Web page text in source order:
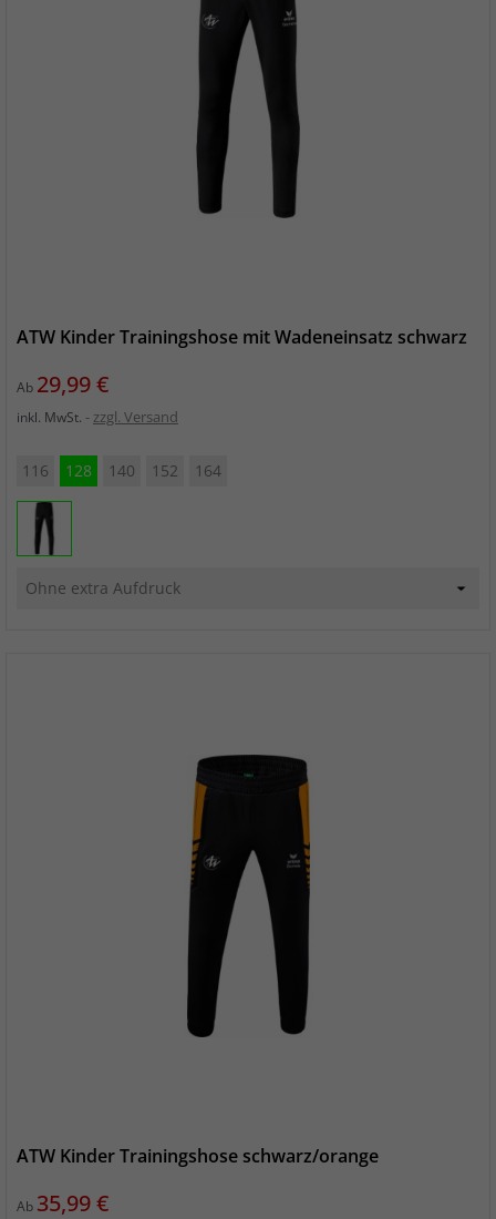
ATW Kinder Trainingshose mit Wadeneinsatz schwarz
Ab Preis
29,99 €
inkl. MwSt. zzgl. Versand
116 128 140 152 164
ATW Kinder Trainingshose schwarz/orange
Ab Preis
35,99 €